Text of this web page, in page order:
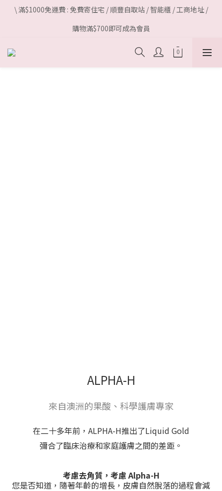
\ 滿$1000免運費 : 免費寄住宅 / 順豐自取站 / 智能櫃 / 工商地址 /
購物滿$700即可成為會員
ALPHA-H
來自澳洲的果酸、科學護膚專家
在二十多年前，ALPHA-H推出了Liquid Gold
彌合了臨床治療和家庭護膚之間的差距。
考慮去角質，考慮 Alpha-H
您是否知道，隨著年齡的增長，皮膚自然脫落的過程會減